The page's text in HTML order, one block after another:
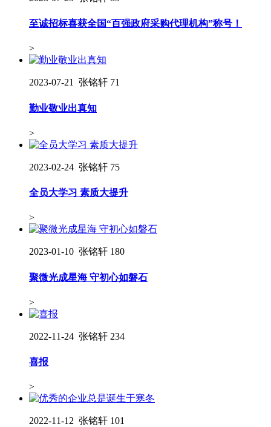
至诚招标喜获全国“百强政府采购代理机构”称号！
>
2023-07-21 张铭轩 71
勤业敬业出真知
>
2023-02-24 张铭轩 75
全员大学习 素质大提升
>
2023-01-10 张铭轩 180
聚微光成星海 守初心如磐石
>
2022-11-24 张铭轩 234
喜报
>
2022-11-12 张铭轩 101